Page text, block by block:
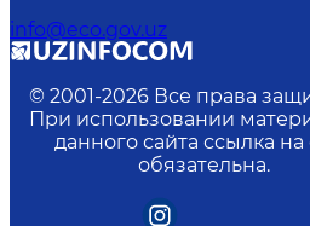
info@eco.gov.uz
© 2001-2026 Все права
При использовании
данного сайта ссылка на
обязательна.